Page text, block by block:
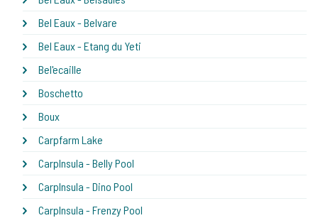
Bel Eaux - Belvare
Bel Eaux - Etang du Yeti
Bel'ecaille
Boschetto
Boux
Carpfarm Lake
CarpInsula - Belly Pool
CarpInsula - Dino Pool
CarpInsula - Frenzy Pool